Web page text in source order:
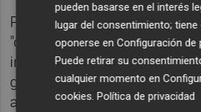
Para finalizar, ha reiterado
"continuar con las acciones
implementar unas políticas
garanticen los derechos de
adolescentes" y ha hecho un
pueden basarse en el interés
lugar del consentimiento; tiene
oponerse enConfiguración de
Puede retirar su
cualquier momento en
cookies.Política de privacidad